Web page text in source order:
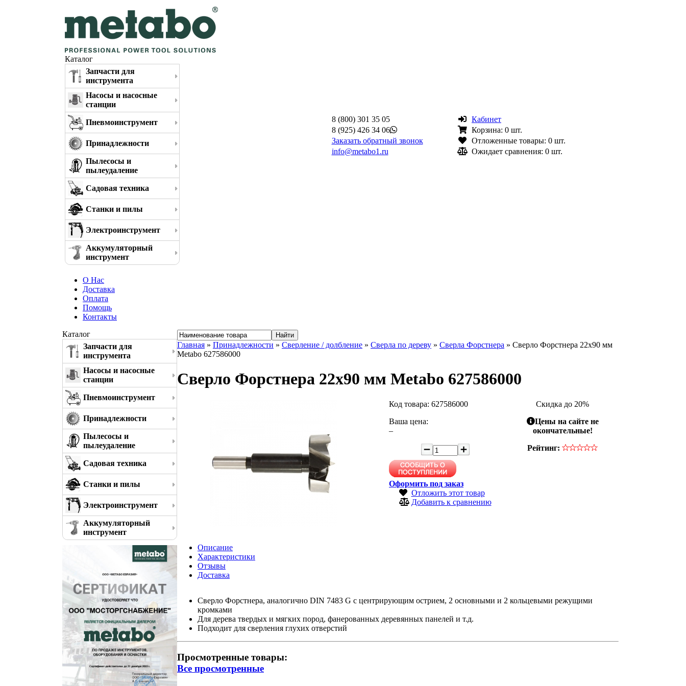
Каталог
Запчасти для
инструмента
Насосы и насосные
станции
Пневмоинструмент
Принадлежности
Пылесосы и
пылеудаление
Садовая техника
Станки и пилы
Электроинструмент
Аккумуляторный
инструмент
8 (800) 301 35 05
8 (925) 426 34 06
Заказать обратный звонок
info@metabo1.ru
Кабинет
Корзина: 0 шт.
Отложенные товары: 0 шт.
Ожидает сравнения: 0 шт.
О Нас
Доставка
Оплата
Помощь
Контакты
Каталог
Запчасти для
инструмента
Насосы и насосные
станции
Пневмоинструмент
Принадлежности
Пылесосы и
пылеудаление
Садовая техника
Станки и пилы
Электроинструмент
Аккумуляторный
инструмент
Главная » Принадлежности » Сверление / долбление » Сверла по дереву » Сверла Форстнера » Сверло Форстнера 22x90 мм
Metabo 627586000
Сверло Форстнера 22x90 мм Metabo 627586000
Код товара: 627586000
Ваша цена:
–
Оформить под заказ
Отложить этот товар
Добавить к сравнению
Скидка до 20%
Цены на сайте не
окончательные!
Рейтинг:
Описание
Характеристики
Отзывы
Доставка
Сверло Форстнера, аналогично DIN 7483 G с центрирующим острием, 2 основными и 2 кольцевыми режущими
кромками
Для дерева твердых и мягких пород, фанерованных деревянных панелей и т.д.
Подходит для сверления глухих отверстий
Просмотренные товары:
Все просмотренные